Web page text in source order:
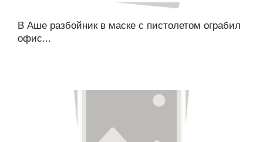
В Аше разбойник в маске с пистолетом ограбил
офис...